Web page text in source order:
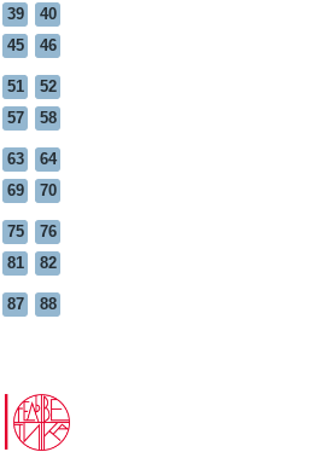
39
40
45 46
51
52
57 58
63
64
69 70
75
76
81 82
87 88